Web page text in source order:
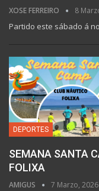
XOSE FERREIRO 8
Partido este sábado á
DEPORTES
SEMANA SANTA
FOLIXA
AMIGUS 7 Marzo, 2026